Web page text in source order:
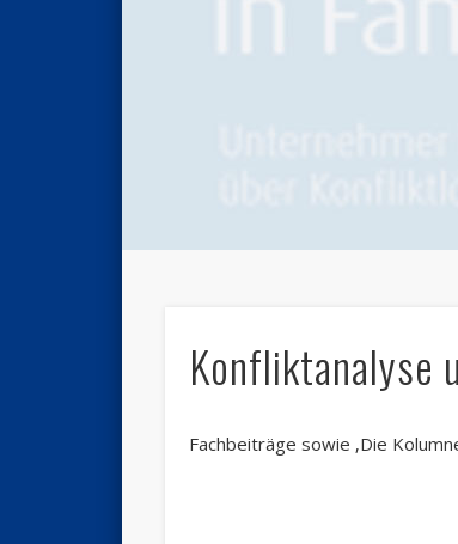
Konfliktanalyse
Fachbeiträge sowie ‚Die